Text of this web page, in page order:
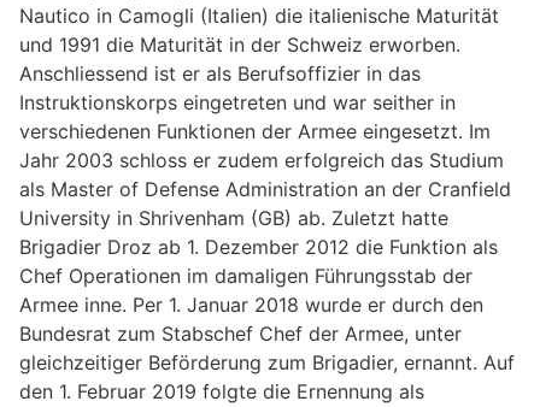
Nautico in Camogli (Italien) die italienische Maturität
und 1991 die Maturität in der Schweiz erworben.
Anschliessend ist er als Berufsoffizier in das
Instruktionskorps eingetreten und war seither in
verschiedenen Funktionen der Armee eingesetzt. Im
Jahr 2003 schloss er zudem erfolgreich das Studium
als Master of Defense Administration an der Cranfield
University in Shrivenham (GB) ab. Zuletzt hatte
Brigadier Droz ab 1. Dezember 2012 die Funktion als
Chef Operationen im damaligen Führungsstab der
Armee inne. Per 1. Januar 2018 wurde er durch den
Bundesrat zum Stabschef Chef der Armee, unter
gleichzeitiger Beförderung zum Brigadier, ernannt. Auf
den 1. Februar 2019 folgte die Ernennung als